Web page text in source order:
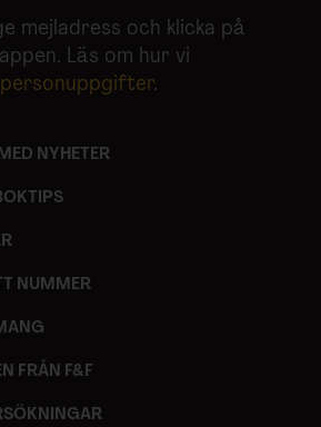
mejladress och klicka på
Läs om hur vi
.
NYHETER
NUMMER
FRÅN F&F